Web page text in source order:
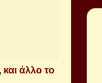
και άλλο το